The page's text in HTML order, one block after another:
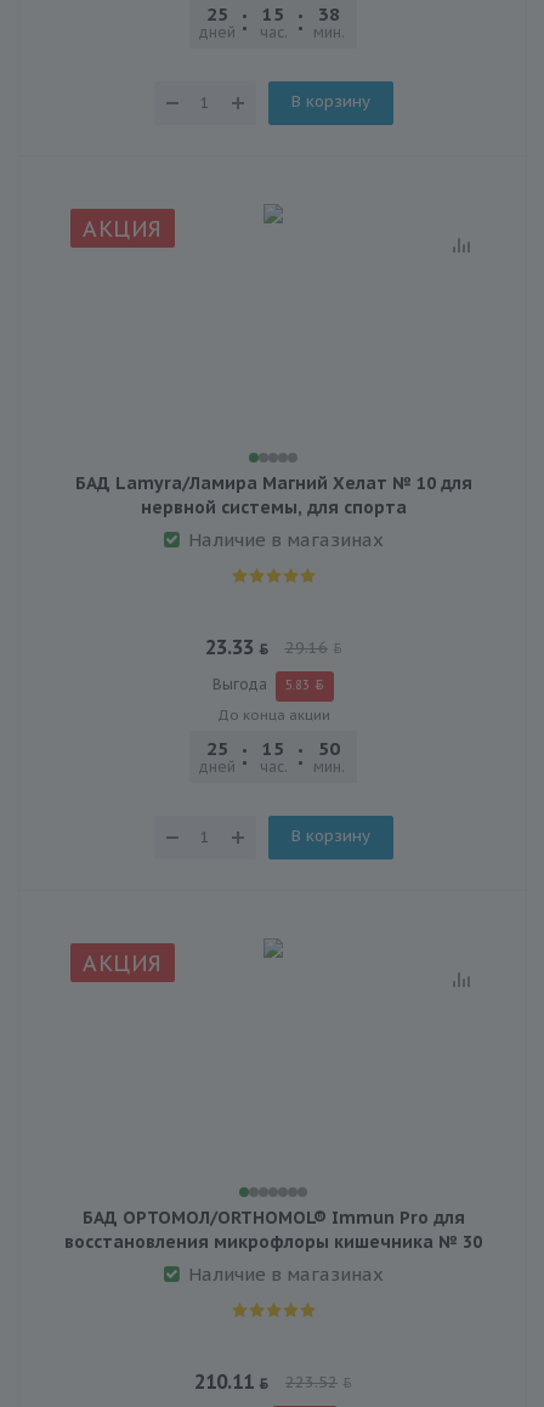
25
дней
15
час.
38
мин.
В корзину
АКЦИЯ
БАД Lamyra/Ламира Магний Хелат № 10 для
нервной системы, для спорта
Наличие в магазинах
23.33 29.16
Выгода 5.83
До конца акции
25
дней
15
час.
50
мин.
В корзину
АКЦИЯ
БАД ОРТОМОЛ/ORTHOMOL® Immun Pro для
восстановления микрофлоры кишечника № 30
Наличие в магазинах
210.11 223.52